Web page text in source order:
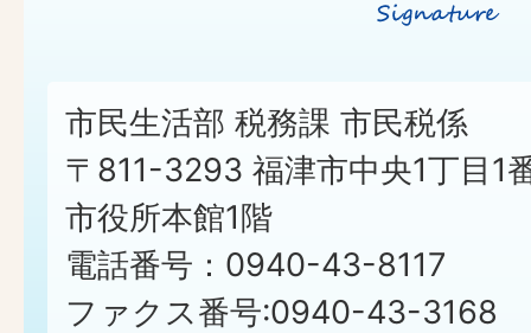
市民生活部 税務課 市民税係
〒811-3293 福津市中央1丁目1
市役所本館1階
電話番号：0940-43-8117
ファクス番号:0940-43-3168